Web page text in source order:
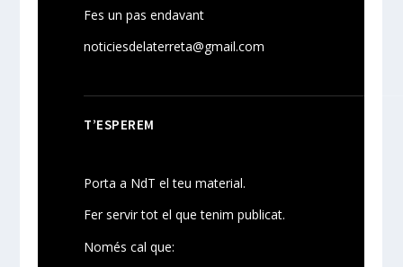
Fes un pas endavant
noticiesdelaterreta@gmail.com
T’ESPEREM
Porta a NdT el teu material.
Fer servir tot el que tenim publicat.
Només cal que: